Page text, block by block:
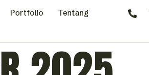
Portfolio
Tentang